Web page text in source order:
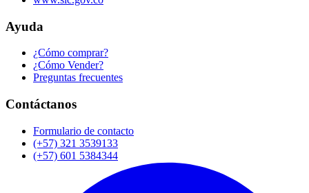
Ayuda
¿Cómo comprar?
¿Cómo Vender?
Preguntas frecuentes
Contáctanos
Formulario de contacto
(+57) 321 3539133
(+57) 601 5384344